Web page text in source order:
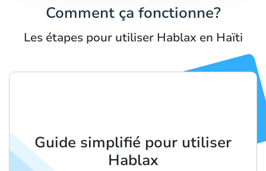
Comment ça fonctionne?
Les étapes pour utiliser Hablax en Haïti
Guide simplifié pour utiliser
Hablax